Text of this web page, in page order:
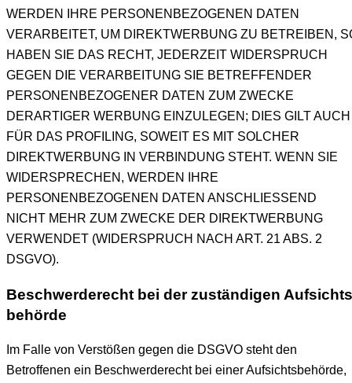
WERDEN IHRE PERSONENBEZOGENEN DATEN
VERARBEITET, UM DIREKTWERBUNG ZU BETREIBEN,
HABEN SIE DAS RECHT, JEDERZEIT WIDERSPRUCH
GEGEN DIE VERARBEITUNG SIE BETREFFENDER
PERSONENBEZOGENER DATEN ZUM ZWECKE
DERARTIGER WERBUNG EINZULEGEN; DIES GILT AUCH
FÜR DAS PROFILING, SOWEIT ES MIT SOLCHER
DIREKTWERBUNG IN VERBINDUNG STEHT. WENN SIE
WIDERSPRECHEN, WERDEN IHRE
PERSONENBEZOGENEN DATEN ANSCHLIESSEND
NICHT MEHR ZUM ZWECKE DER DIREKTWERBUNG
VERWENDET (WIDERSPRUCH NACH ART. 21 ABS. 2
DSGVO).
Beschwerde­recht bei der zuständigen
behörde
Im Falle von Verstößen gegen die DSGVO steht den
Betroffenen ein Beschwerderecht bei einer Aufsichtsbehörde,